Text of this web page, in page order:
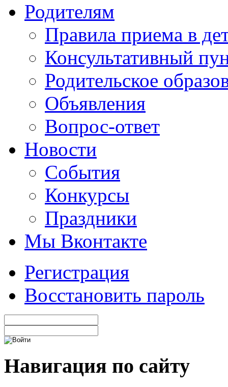
Родителям
Правила приема в
Консультативный
Родительское
Объявления
Вопрос-ответ
Новости
События
Конкурсы
Праздники
Мы Вконтакте
Регистрация
Восстановить пароль
Навигация по сайту